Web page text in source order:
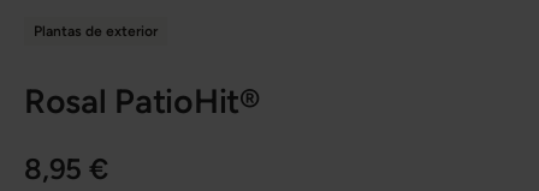
Plantas de exterior
Rosal PatioHit®
8,95 €